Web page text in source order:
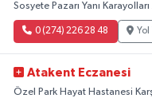
Sosyete Pazarı Yanı Karayolları
0 (274) 226 28 48 Yol
Atakent Eczanesi
Özel Park Hayat Hastanesi